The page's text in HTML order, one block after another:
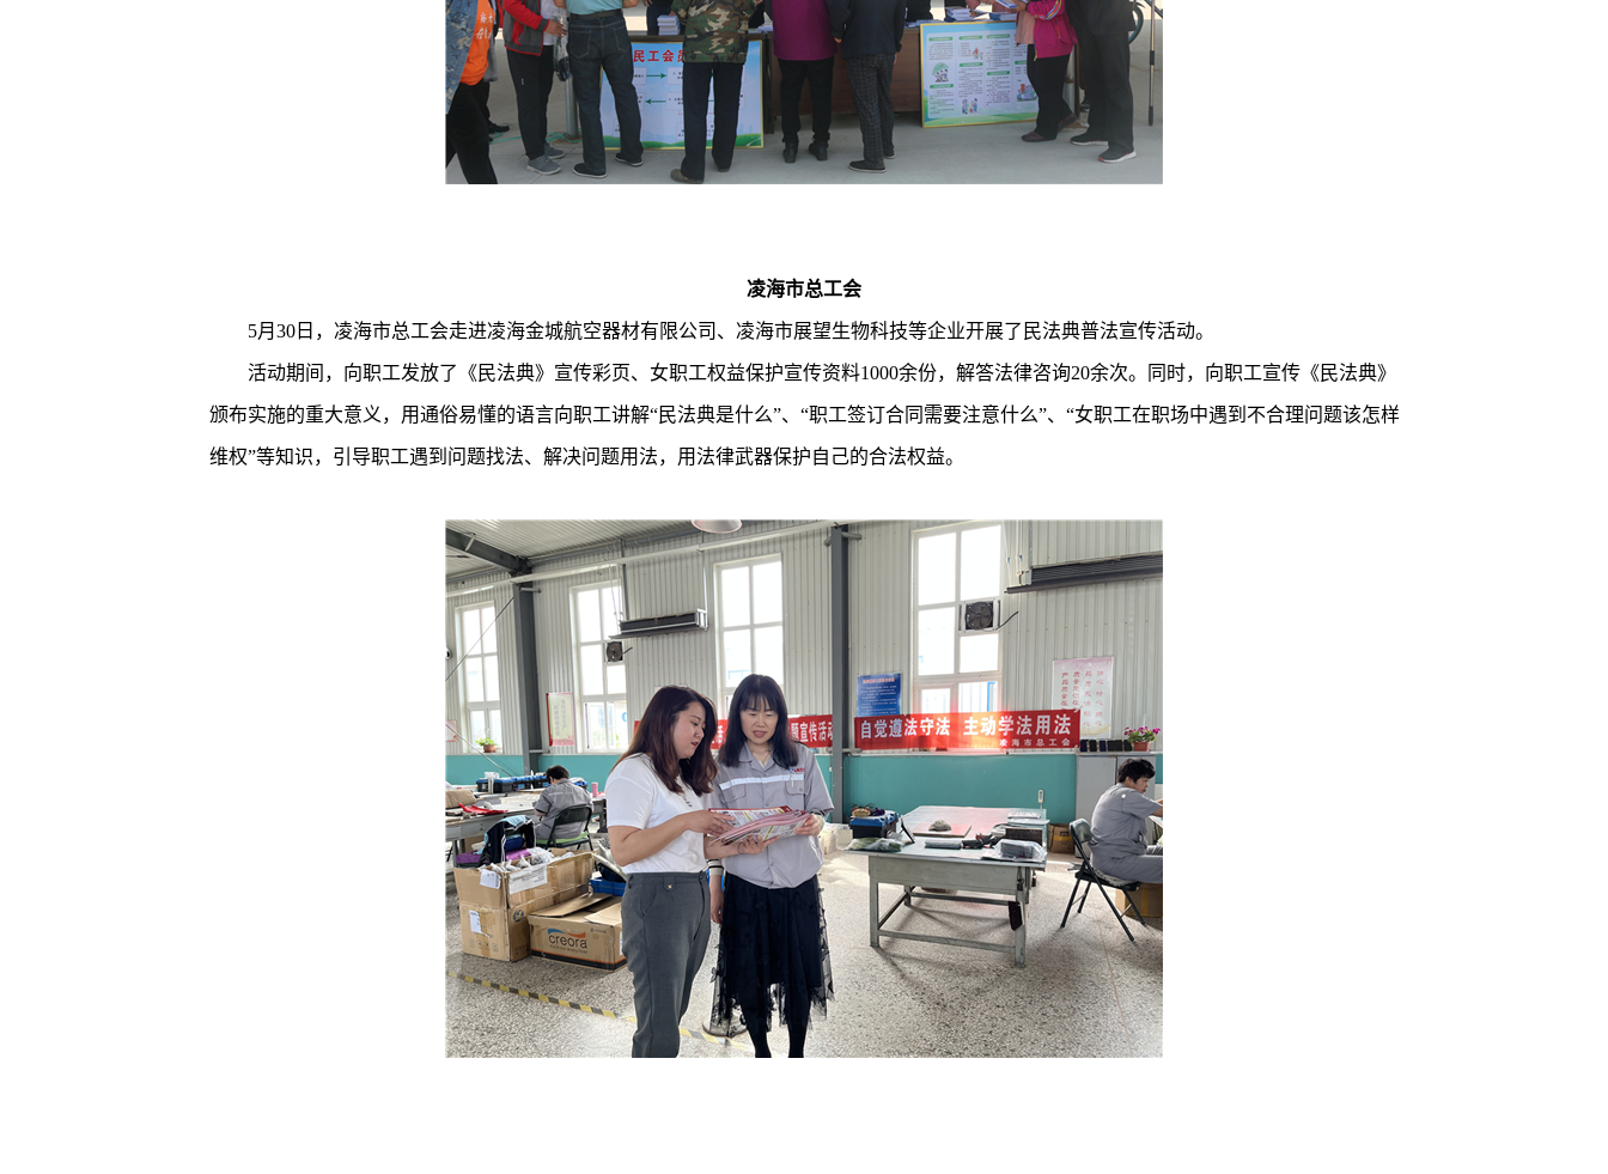
凌海市总工会
5月30日，凌海市总工会走进凌海金城航空器材有限公司、凌海市展望生物科技等企业开展了民法典普法宣传活动。
活动期间，向职工发放了《民法典》宣传彩页、女职工权益保护宣传资料1000余份，解答法律咨询20余次。同时，向职工宣传《民法典》
颁布实施的重大意义，用通俗易懂的语言向职工讲解“民法典是什么”、“职工签订合同需要注意什么”、“女职工在职场中遇到不合理问题该怎样
维权”等知识，引导职工遇到问题找法、解决问题用法，用法律武器保护自己的合法权益。